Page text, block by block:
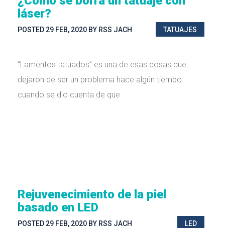
láser?
POSTED 29 FEB, 2020 BY RSS JACH TATUAJES
“Lamentos tatuados” es una de esas cosas que
dejaron de ser un problema hace algún tiempo
cuando se dio cuenta de que
Rejuvenecimiento de la piel
basado en LED
POSTED 29 FEB, 2020 BY RSS JACH LED